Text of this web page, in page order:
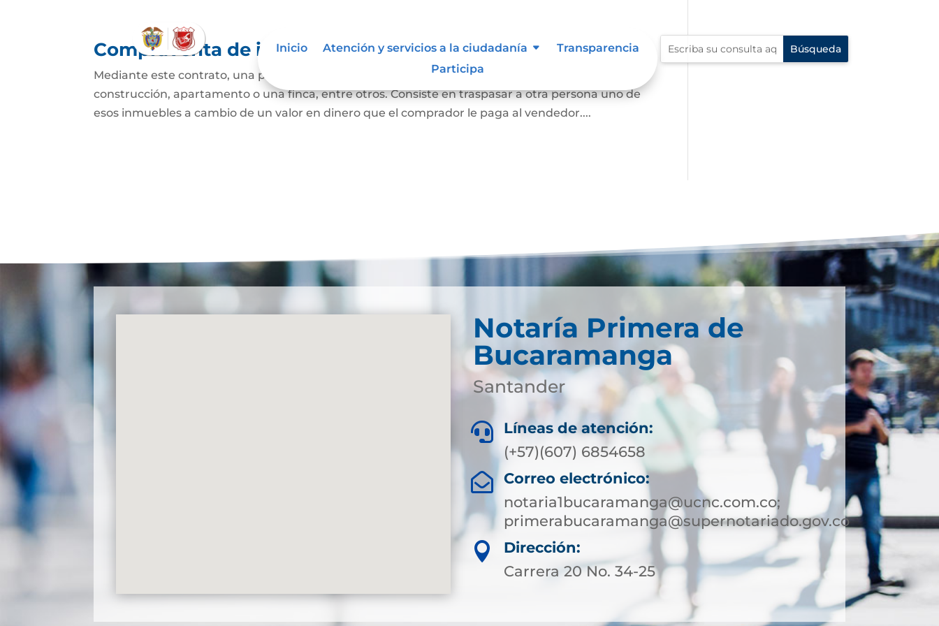
Inicio Atención y servicios a la ciudadanía
Transparencia
Participa
Compraventa de inmuebles
Mediante este contrato, una persona se convierte en propietaria de una casa, lote sin
construcción, apartamento o una finca, entre otros. Consiste en traspasar a otra persona uno de
esos inmuebles a cambio de un valor en dinero que el comprador le paga al vendedor....
Notaría Primera de
Bucaramanga
Santander

Líneas de atención:
(+57)(607) 6854658

Correo electrónico:
notaria1bucaramanga@ucnc.com.co;
primerabucaramanga@supernotariado.gov.co

Dirección:
Carrera 20 No. 34-25